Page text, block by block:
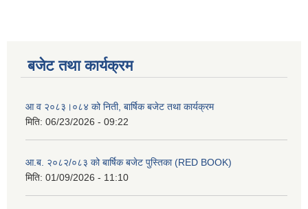
बजेट तथा कार्यक्रम
आ व २०८३।०८४ को निती, बार्षिक बजेट तथा कार्यक्रम
मिति: 06/23/2026 - 09:22
आ.ब. २०८२/०८३ को बार्षिक बजेट पुस्तिका (RED BOOK)
मिति: 01/09/2026 - 11:10